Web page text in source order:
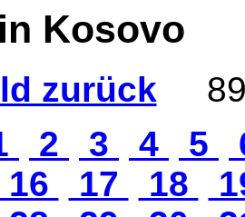
Kosovo
zurück
2 3 4 5
16 17 18